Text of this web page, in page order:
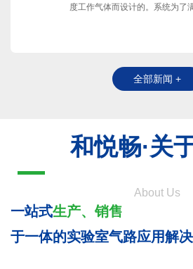
度工作气体而设计的。系统为了
全部新闻 +
和悦畅·关
About Us
一站式生产、销售
于一体的实验室气路应用解